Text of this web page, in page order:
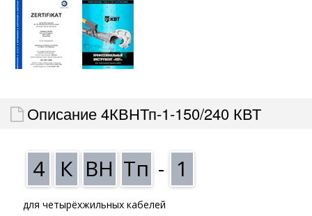
Описание 4КВНТп-1-150/240 КВТ
4 К ВН Тп - 1
для четырёхжильных кабелей